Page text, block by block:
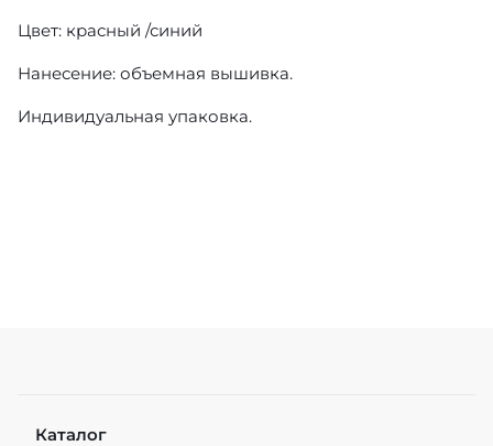
Цвет: красный /синий
Нанесение: объемная вышивка.
Индивидуальная упаковка.
Каталог